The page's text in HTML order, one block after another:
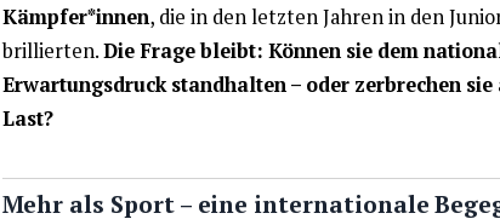
Kämpfer*innen, die in den letzten Jahren in den
brillierten.Die Frage bleibt: Können sie dem
Erwartungsdruck standhalten – oder zerbrechen
Last?
Mehr als Sport – eine internationale